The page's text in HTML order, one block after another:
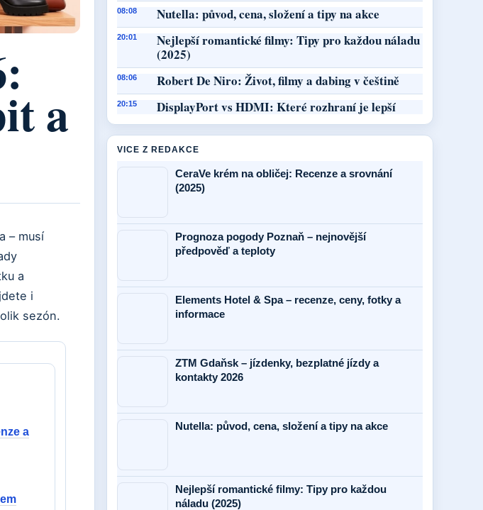
a
– musí
a
i
sezón.
a
08:08 Nutella: původ, cena, složení a tipy na akce
20:01
Nejlepší romantické filmy: Tipy pro každou náladu
(2025)
08:06 Robert De Niro: Život, filmy a dabing v češtině
20:15 DisplayPort vs HDMI: Které rozhraní je lepší
VICE Z REDAKCE
CeraVe krém na obličej: Recenze a srovnání
(2025)
Prognoza pogody Poznaň – nejnovější
předpověď a teploty
Elements Hotel & Spa – recenze, ceny, fotky a
informace
ZTM Gdaňsk – jízdenky, bezplatné jízdy a
kontakty 2026
Nutella: původ, cena, složení a tipy na akce
Nejlepší romantické filmy: Tipy pro každou
náladu (2025)